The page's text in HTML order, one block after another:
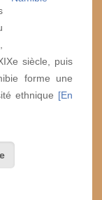
siècle, puis
forme une
ethnique [En